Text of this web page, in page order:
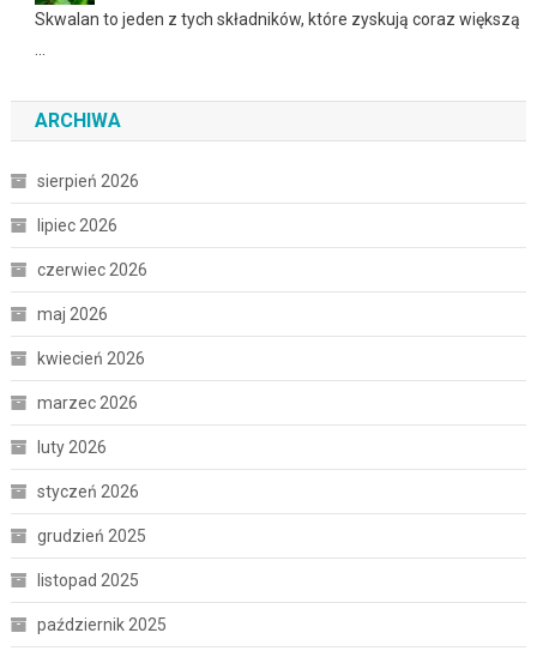
Skwalan to jeden z tych składników, które zyskują coraz większą
ARCHIWA
sierpień 2026
lipiec 2026
czerwiec 2026
maj 2026
kwiecień 2026
marzec 2026
luty 2026
styczeń 2026
grudzień 2025
listopad 2025
październik 2025